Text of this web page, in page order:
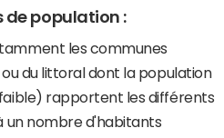
de population :
les communes
du littoral dont la population
rapportent les différents
un nombre d'habitants